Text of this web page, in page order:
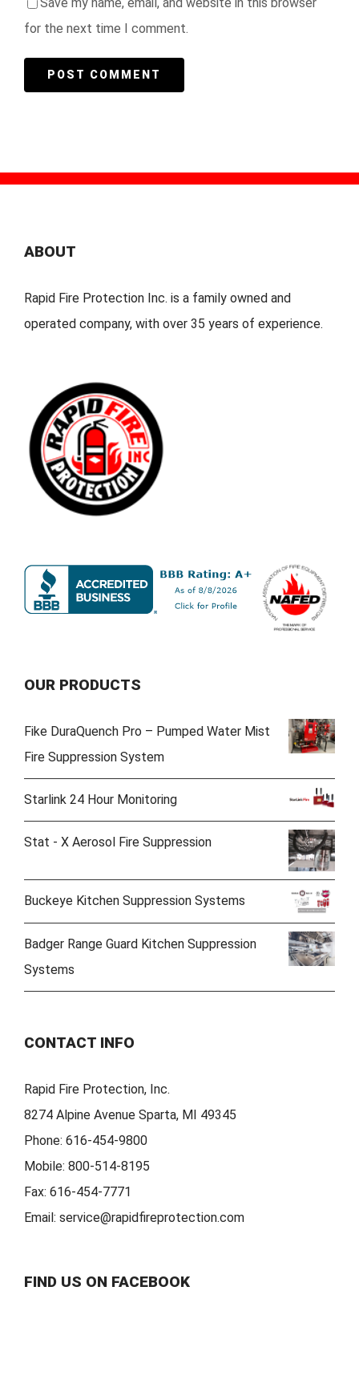
for the next time I comment.
ABOUT
Rapid Fire Protection Inc. is a family owned and
operated company, with over 35 years of experience.
OUR PRODUCTS
Fike DuraQuench Pro – Pumped Water Mist
Fire Suppression System
Starlink 24 Hour Monitoring
Stat - X Aerosol Fire Suppression
Buckeye Kitchen Suppression Systems
Badger Range Guard Kitchen Suppression
Systems
CONTACT INFO
Rapid Fire Protection, Inc.
8274 Alpine Avenue Sparta, MI 49345
Phone: 616-454-9800
Mobile: 800-514-8195
Fax: 616-454-7771
Email: service@rapidfireprotection.com
FIND US ON FACEBOOK